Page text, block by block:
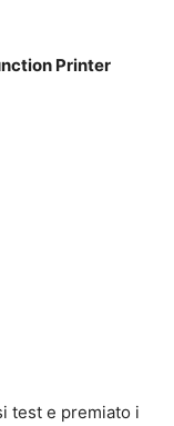
Printer
test e premiato i